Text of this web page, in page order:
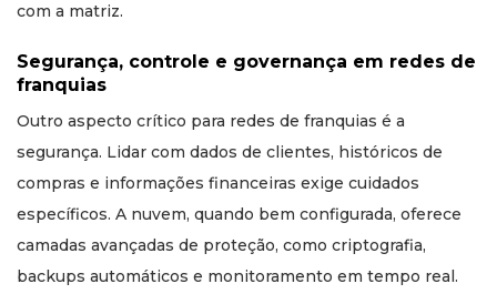
com a matriz.
Segurança, controle e governança em redes de
franquias
Outro aspecto crítico para redes de franquias é a
segurança. Lidar com dados de clientes, históricos de
compras e informações financeiras exige cuidados
específicos. A nuvem, quando bem configurada, oferece
camadas avançadas de proteção, como criptografia,
backups automáticos e monitoramento em tempo real.